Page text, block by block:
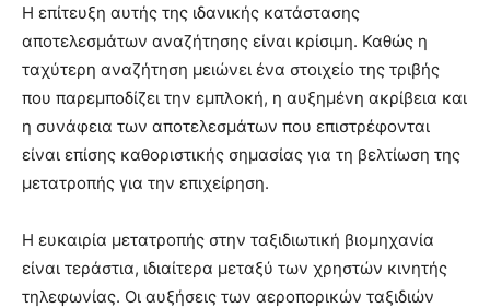
Η επίτευξη αυτής της ιδανικής κατάστασης
αποτελεσμάτων αναζήτησης είναι κρίσιμη. Καθώς η
ταχύτερη αναζήτηση μειώνει ένα στοιχείο της τριβής
που παρεμποδίζει την εμπλοκή, η αυξημένη ακρίβεια και
η συνάφεια των αποτελεσμάτων που επιστρέφονται
είναι επίσης καθοριστικής σημασίας για τη βελτίωση της
μετατροπής για την επιχείρηση.
Η ευκαιρία μετατροπής στην ταξιδιωτική βιομηχανία
είναι τεράστια, ιδιαίτερα μεταξύ των χρηστών κινητής
τηλεφωνίας. Οι αυξήσεις των αεροπορικών ταξιδιών